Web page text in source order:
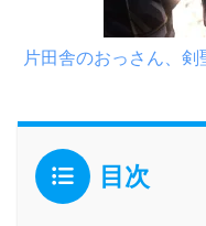
片田舎のおっさん、剣
目次